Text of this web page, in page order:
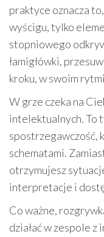
praktyce oznacza
wyścigu, tylko
stopniowego
łamigłówki,
kroku, w swoim
W grze czeka na
intelektualnych. To
spostrzegawczość,
schematami.
otrzymujesz
interpretacje i
Co ważne,
działać w zespole z